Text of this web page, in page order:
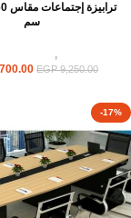
سم
ترابيزات,
EGP9,250.00
-17%